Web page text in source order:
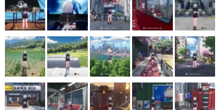
運営：株式会社マレ